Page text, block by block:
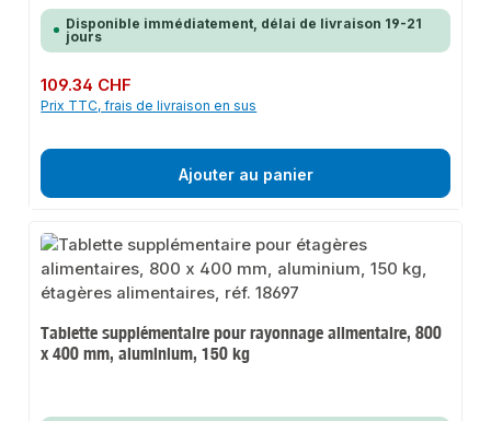
Disponible immédiatement, délai de livraison 19-21
jours
Prix régulier :
109.34 CHF
Prix TTC, frais de livraison en sus
Ajouter au panier
Tablette supplémentaire pour rayonnage alimentaire, 800
x 400 mm, aluminium, 150 kg